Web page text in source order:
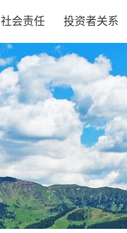
社会责任 投资者关系